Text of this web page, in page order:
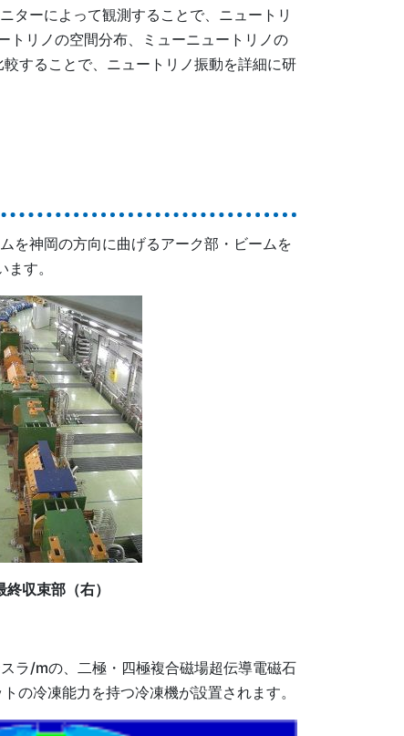
ターによって観測することで、ニュートリ
トリノの空間分布、ミューニュートリノの
することで、ニュートリノ振動を詳細に研
を神岡の方向に曲げるアーク部・ビームを
す。
終収束部（右）
ラ/mの、二極・四極複合磁場超伝導電磁石
の冷凍能力を持つ冷凍機が設置されます。